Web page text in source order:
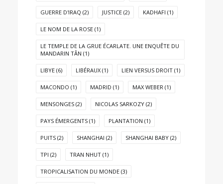
GUERRE D'IRAQ (2) JUSTICE (2) KADHAFI (1)
LE NOM DE LA ROSE (1)
LE TEMPLE DE LA GRUE ÉCARLATE. UNE ENQUÊTE DU
MANDARIN TÂN (1)
LIBYE (6) LIBÉRAUX (1) LIEN VERSUS DROIT (1)
MACONDO (1) MADRID (1) MAX WEBER (1)
MENSONGES (2) NICOLAS SARKOZY (2)
PAYS ÉMERGENTS (1) PLANTATION (1)
PUITS (2) SHANGHAI (2) SHANGHAI BABY (2)
TPI (2) TRAN NHUT (1)
TROPICALISATION DU MONDE (3)